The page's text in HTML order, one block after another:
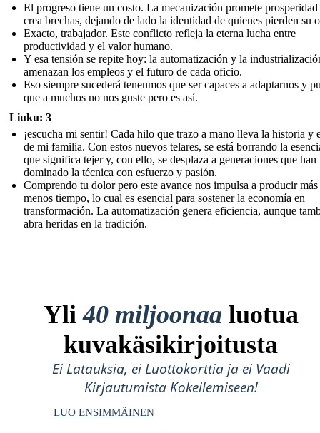
El progreso tiene un costo. La mecanización promete
crea brechas, dejando de lado la identidad de quienes pierden su
Exacto, trabajador. Este conflicto refleja la eterna lucha entre
productividad y el valor humano.
Y esa tensión se repite hoy: la automatización y la
amenazan los empleos y el futuro de cada oficio.
Eso siempre sucederá tenenmos que ser capaces a adaptarnos y
que a muchos no nos guste pero es así.
Liuku: 3
¡escucha mi sentir! Cada hilo que trazo a mano lleva la historia y
de mi familia. Con estos nuevos telares, se está borrando la
que significa tejer y, con ello, se desplaza a generaciones que han
dominado la técnica con esfuerzo y pasión.
Comprendo tu dolor pero este avance nos impulsa a producir más
menos tiempo, lo cual es esencial para sostener la economía en
transformación. La automatización genera eficiencia, aunque
abra heridas en la tradición.
Yli40 miljoonaa luotua
kuvakäsikirjoitusta
Ei Latauksia, ei Luottokorttia ja ei Vaadi
Kirjautumista Kokeilemiseen!
LUO ENSIMMÄINEN